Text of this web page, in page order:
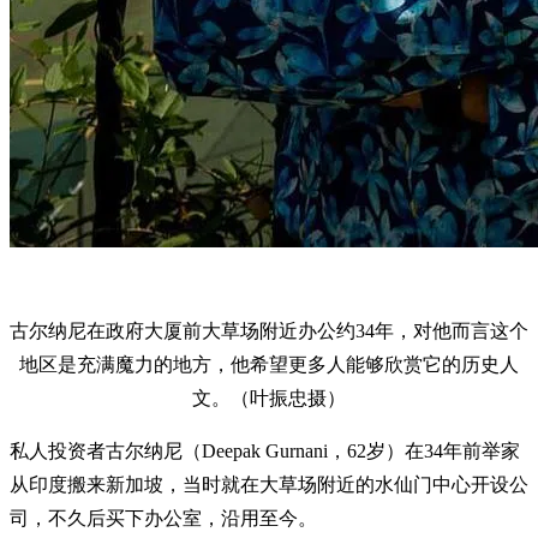
古尔纳尼在政府大厦前大草场附近办公约34年，对他而言这个
地区是充满魔力的地方，他希望更多人能够欣赏它的历史人
文。（叶振忠摄）
私人投资者古尔纳尼（Deepak Gurnani，62岁）在34年前举家
从印度搬来新加坡，当时就在大草场附近的水仙门中心开设公
司，不久后买下办公室，沿用至今。